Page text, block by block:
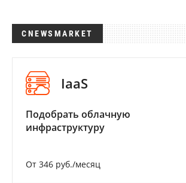
CNEWSMARKET
IaaS
Подобрать облачную
инфраструктуру
От 346 руб./месяц